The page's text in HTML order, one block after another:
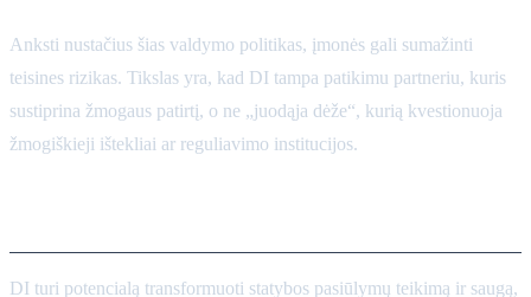
Anksti nustačius šias valdymo politikas, įmonės gali sumažinti
teisines rizikas. Tikslas yra, kad DI tampa patikimu partneriu, kuris
sustiprina žmogaus patirtį, o ne „juodąja dėže“, kurią kvestionuoja
žmogiškieji ištekliai ar reguliavimo institucijos.
DI turi potencialą transformuoti statybos pasiūlymų teikimą ir saugą,